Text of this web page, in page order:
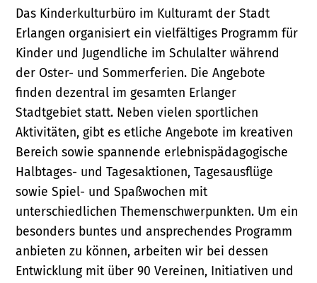
Das Kinderkulturbüro im Kulturamt der Stadt
Erlangen organisiert ein vielfältiges Programm für
Kinder und Jugendliche im Schulalter während
der Oster- und Sommerferien. Die Angebote
finden dezentral im gesamten Erlanger
Stadtgebiet statt. Neben vielen sportlichen
Aktivitäten, gibt es etliche Angebote im kreativen
Bereich sowie spannende erlebnispädagogische
Halbtages- und Tagesaktionen, Tagesausflüge
sowie Spiel- und Spaßwochen mit
unterschiedlichen Themenschwerpunkten. Um ein
besonders buntes und ansprechendes Programm
anbieten zu können, arbeiten wir bei dessen
Entwicklung mit über 90 Vereinen, Initiativen und